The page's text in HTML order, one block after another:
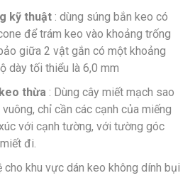
kỹ thuật : dùng súng bắn keo có
để trám keo vào khoảng trống
giữa 2 vật gắn có một khoảng
dày tối thiểu là 6,0 mm
thừa : Dùng cây miết mạch sao
chỉ cần các cạnh của miếng
với cạnh tường, với tường góc
đi.
cho khu vực dán keo không dính bụi